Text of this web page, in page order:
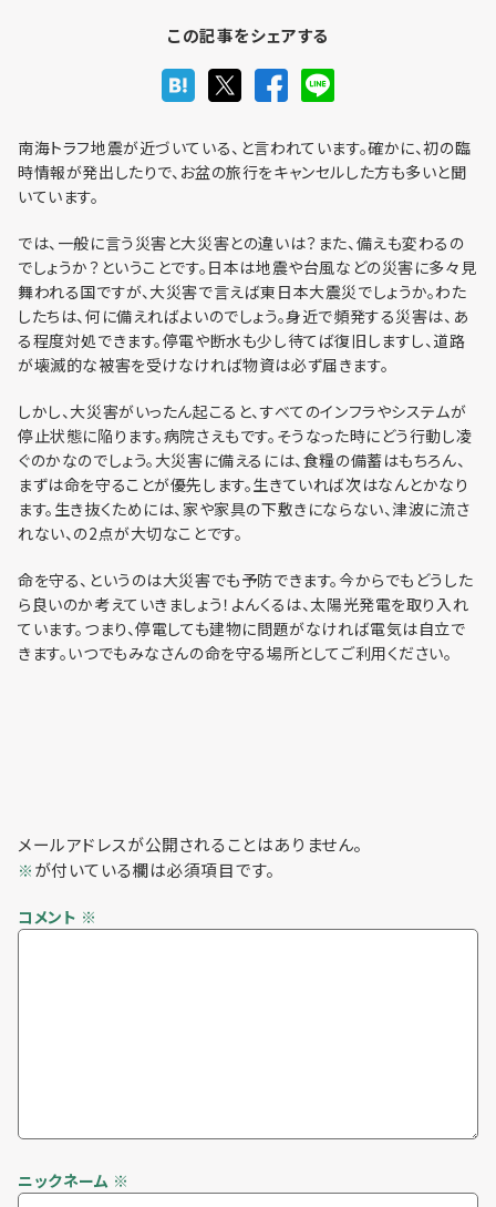
利用までの流れ・利用料金
個人情報保護方針
利用までの流れ
この記事をシェアする
南海トラフ地震が近づいている、と言われています。確かに、初の臨
時情報が発出したりで、お盆の旅行をキャンセルした方も多いと聞
いています。
では、一般に言う災害と大災害との違いは？また、備えも変わるの
でしょうか？ということです。日本は地震や台風などの災害に多々見
舞われる国ですが、大災害で言えば東日本大震災でしょうか。わた
したちは、何に備えればよいのでしょう。身近で頻発する災害は、あ
る程度対処できます。停電や断水も少し待てば復旧しますし、道路
が壊滅的な被害を受けなければ物資は必ず届きます。
しかし、大災害がいったん起こると、すべてのインフラやシステムが
停止状態に陥ります。病院さえもです。そうなった時にどう行動し凌
ぐのかなのでしょう。大災害に備えるには、食糧の備蓄はもちろん、
まずは命を守ることが優先します。生きていれば次はなんとかなり
ます。生き抜くためには、家や家具の下敷きにならない、津波に流さ
れない、の2点が大切なことです。
命を守る、というのは大災害でも予防できます。今からでもどうした
ら良いのか考えていきましょう！よんくるは、太陽光発電を取り入れ
ています。つまり、停電しても建物に問題がなければ電気は自立で
きます。いつでもみなさんの命を守る場所としてご利用ください。
メールアドレスが公開されることはありません。
※ が付いている欄は必須項目です。
コメント ※
ニックネーム ※